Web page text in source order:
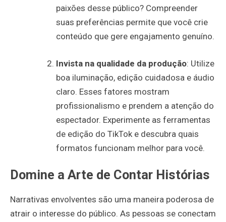
paixões desse público? Compreender
suas preferências permite que você crie
conteúdo que gere engajamento genuíno.
Invista na qualidade da produção: Utilize
boa iluminação, edição cuidadosa e áudio
claro. Esses fatores mostram
profissionalismo e prendem a atenção do
espectador. Experimente as ferramentas
de edição do TikTok e descubra quais
formatos funcionam melhor para você.
Domine a Arte de Contar Histórias
Narrativas envolventes são uma maneira poderosa de
atrair o interesse do público. As pessoas se conectam